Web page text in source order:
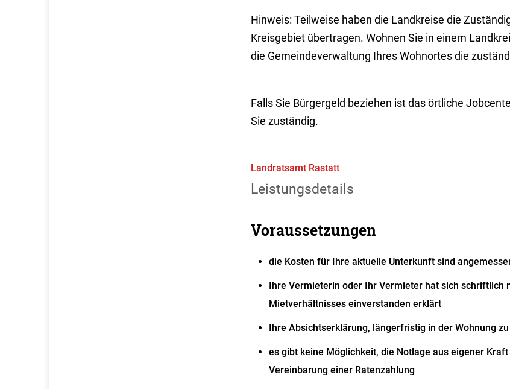
Hinweis: Teilweise haben die Landkreise die
Kreisgebiet übertragen. Wohnen Sie in einem
die Gemeindeverwaltung Ihres Wohnortes die
Falls Sie Bürgergeld beziehen ist das örtliche
Sie zuständig.
Landratsamt Rastatt
Leistungsdetails
Voraussetzungen
die Kosten für Ihre aktuelle Unterkunft sind
Ihre Vermieterin oder Ihr Vermieter hat sich schriftlich
Mietverhältnisses einverstanden erklärt
Ihre Absichtserklärung, längerfristig in der Wohnung
es gibt keine Möglichkeit, die Notlage aus eigener
Vereinbarung einer Ratenzahlung